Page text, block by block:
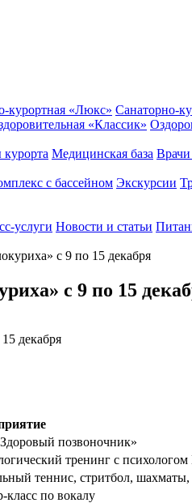
курортная «Люкс» Санаторно-
«Классик»
Медицинская база Врачи
с бассейном Экскурсии
услуги Новости и статьи
с 9 по 15 декабря
с 9 по 15
позвоночник»
тренинг с
теннис, стритбол,
класс по вокалу